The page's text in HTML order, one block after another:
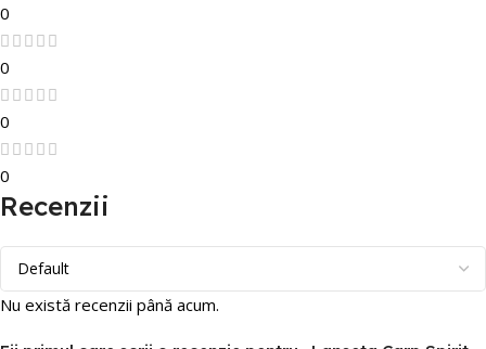
0
0
0
0
Recenzii
Nu există recenzii până acum.